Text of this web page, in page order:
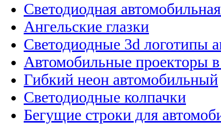
Светодиодная
Ангельские глазки
Светодиодные 3d логотипы
Автомобильные проекторы
Гибкий неон автомобильный
Светодиодные колпачки
Бегущие строки для